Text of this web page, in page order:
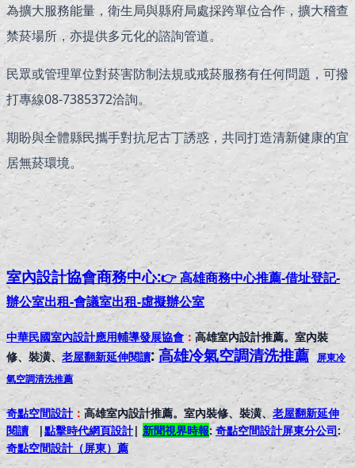
為擴大服務能量，衛生局與縣府局處採跨單位合作，擴大稽查
禁菸場所，亦提供多元化的諮詢管道。
民眾或管理單位對菸害防制法規或戒菸服務有任何問題，可撥
打專線08-7385372洽詢。
期盼與全體縣民攜手對抗尼古丁誘惑，共同打造清新健康的宜
居無菸環境。
室內設計協會商務中心:👉 高雄商務中心推薦-借址登記-
辦公室出租-會議室出租-虛擬辦公室
中華民國室內設計應用輔導發展協會： 高雄室內設計推薦。室內裝
修、裝潢、 老屋翻新延伸閱讀:高雄冷氣空調清洗推薦 屏東冷
氣空調清洗推薦
奇點空間設計： 高雄室內設計推薦。室內裝修、裝潢、 老屋翻新延伸
閱讀 |點擊時代網頁設計| 新聞視界時報: 奇點空間設計屏東分公司:
奇點空間設計（屏東）薦